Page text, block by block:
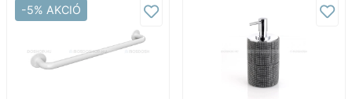
-5% AKCIÓ